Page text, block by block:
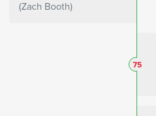
Zach Booth
75